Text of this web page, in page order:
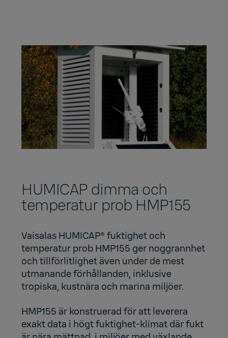
HUMICAP dimma och
temperatur prob HMP155
Vaisalas HUMICAP® fuktighet och
temperatur prob HMP155 ger noggrannhet
och tillförlitlighet även under de mest
utmanande förhållanden, inklusive
tropiska, kustnära och marina miljöer.
HMP155 är konstruerad för att leverera
exakt data i högt fuktighet-klimat där fukt